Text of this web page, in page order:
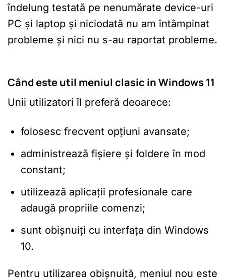
îndelung testată pe nenumărate device-uri
PC și laptop și niciodată nu am întâmpinat
probleme și nici nu s-au raportat probleme.
Când este util meniul clasic in Windows 11
Unii utilizatori îl preferă deoarece:
folosesc frecvent opțiuni avansate;
administrează fișiere și foldere în mod
constant;
utilizează aplicații profesionale care
adaugă propriile comenzi;
sunt obișnuiți cu interfața din Windows
10.
Pentru utilizarea obișnuită, meniul nou este